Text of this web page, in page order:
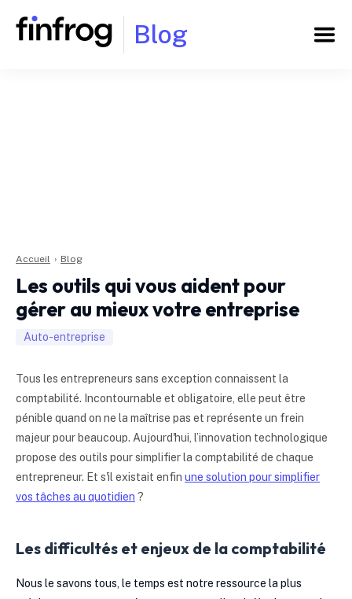
Blog
Accueil › Blog
Les outils qui vous aident pour
gérer au mieux votre entreprise
Auto-entreprise
Tous les entrepreneurs sans exception connaissent la
comptabilité. Incontournable et obligatoire, elle peut être
pénible quand on ne la maîtrise pas et représente un frein
majeur pour beaucoup. Aujourd'hui, l’innovation technologique
propose des outils pour simplifier la comptabilité de chaque
entrepreneur. Et s'il existait enfin une solution pour simplifier
vos tâches au quotidien ?
Les difficultés et enjeux de la comptabilité
Nous le savons tous, le temps est notre ressource la plus